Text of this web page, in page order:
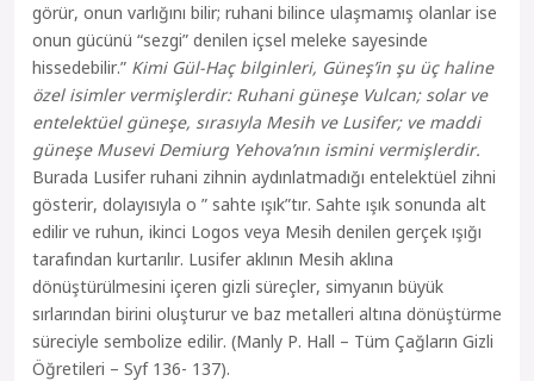
görür, onun varlığını bilir; ruhani bilince ulaşmamış olanlar ise
onun gücünü “sezgi” denilen içsel meleke sayesinde
hissedebilir.” Kimi Gül-Haç bilginleri, Güneş’in şu üç haline
özel isimler vermişlerdir: Ruhani güneşe Vulcan; solar ve
entelektüel güneşe, sırasıyla Mesih ve Lusifer; ve maddi
güneşe Musevi Demiurg Yehova’nın ismini vermişlerdir.
Burada Lusifer ruhani zihnin aydınlatmadığı entelektüel zihni
gösterir, dolayısıyla o ” sahte ışık”tır. Sahte ışık sonunda alt
edilir ve ruhun, ikinci Logos veya Mesih denilen gerçek ışığı
tarafından kurtarılır. Lusifer aklının Mesih aklına
dönüştürülmesini içeren gizli süreçler, simyanın büyük
sırlarından birini oluşturur ve baz metalleri altına dönüştürme
süreciyle sembolize edilir. (Manly P. Hall – Tüm Çağların Gizli
Öğretileri – Syf 136- 137).